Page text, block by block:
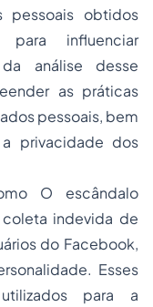
pessoais obtidos
para influenciar
análise desse
as práticas
pessoais, bem
privacidade dos
O escândalo
indevida de
do Facebook,
Esses
para a